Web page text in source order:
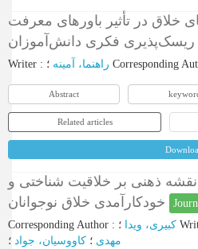
در تأثیر باورهای معرفت
Writer : راهنما، آمینه Corresponding
Abstract
Related articles
ذهنی بر خلاقیت شناختی و
Corresponding Author : کبیری، ویدا
مهدی ؛ کاووسیان، جواد ؛